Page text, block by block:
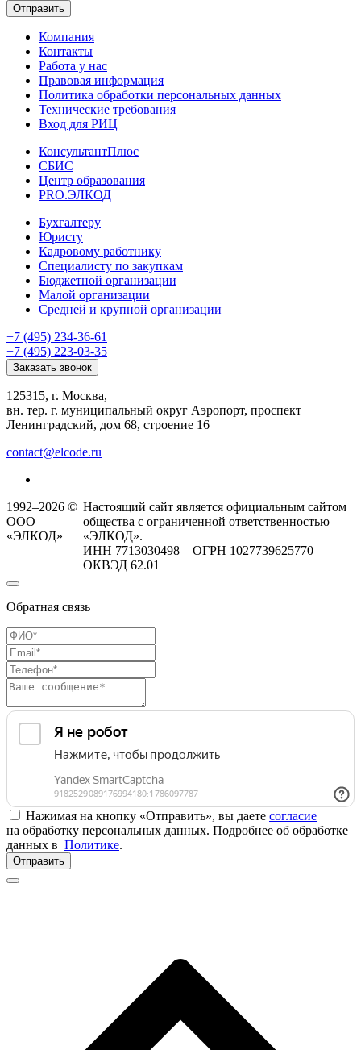
Отправить
Компания
Контакты
Работа у нас
Правовая информация
Политика обработки персональных данных
Технические требования
Вход для РИЦ
КонсультантПлюс
СБИС
Центр образования
PRO.ЭЛКОД
Бухгалтеру
Юристу
Кадровому работнику
Специалисту по закупкам
Бюджетной организации
Малой организации
Средней и крупной организации
+7 (495) 234-36-61
+7 (495) 223-03-35
Заказать звонок
125315, г. Москва,
вн. тер. г. муниципальный округ Аэропорт, проспект
Ленинградский, дом 68, строение 16
contact@elcode.ru
1992–2026 ©
ООО
«ЭЛКОД»
Настоящий сайт является официальным сайтом
общества с ограниченной ответственностью
«ЭЛКОД».
ИНН 7713030498 ОГРН 1027739625770
ОКВЭД 62.01
Обратная связь
Нажимая на кнопку «Отправить», вы даете согласие
на обработку персональных данных. Подробнее об обработке
данных в Политике.
Отправить